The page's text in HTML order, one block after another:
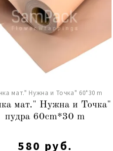
мат." Нужна и Точка" 60*30 m
мат." Нужна и Точка"
пудра 60cm*30 m
580 руб.